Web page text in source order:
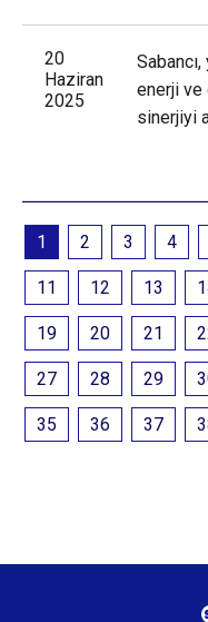
20
Haziran
2025
enerji ve
sinerjiyi
1 2 3 4
11 12 13
19 20 21
27 28 29
35 36 37